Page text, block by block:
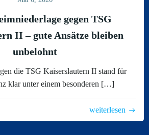
gegen TSG
II – gute Ansätze bleiben
unbelohnt
die TSG Kaiserslautern II stand für
klar unter einem besonderen […]
weiterlesen